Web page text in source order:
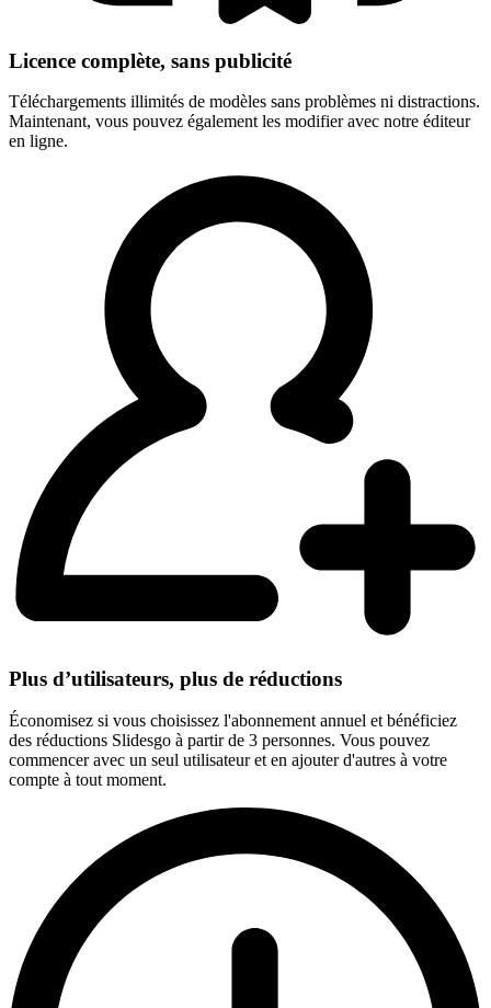
Licence complète, sans publicité
Téléchargements illimités de modèles sans problèmes ni distractions.
Maintenant, vous pouvez également les modifier avec notre éditeur
en ligne.
Plus d’utilisateurs, plus de réductions
Économisez si vous choisissez l'abonnement annuel et bénéficiez
des réductions Slidesgo à partir de 3 personnes. Vous pouvez
commencer avec un seul utilisateur et en ajouter d'autres à votre
compte à tout moment.